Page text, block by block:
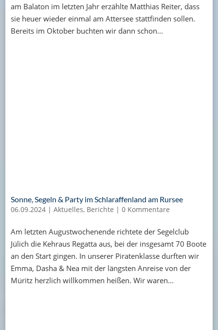
am Balaton im letzten Jahr erzählte Matthias Reiter, dass
sie heuer wieder einmal am Attersee stattfinden sollen.
Bereits im Oktober buchten wir dann schon...
Sonne, Segeln & Party im Schlaraffenland am Rursee
06.09.2024| Aktuelles, Berichte | 0 Kommentare
Am letzten Augustwochenende richtete der Segelclub
Jülich die Kehraus Regatta aus, bei der insgesamt 70 Boote
an den Start gingen. In unserer Piratenklasse durften wir
Emma, Dasha & Nea mit der längsten Anreise von der
Müritz herzlich willkommen heißen. Wir waren...